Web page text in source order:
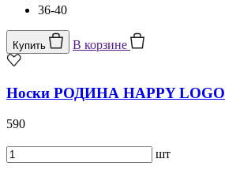
36-40
Купить В корзине
Носки РОДИНА HAPPY LOGO
590
шт